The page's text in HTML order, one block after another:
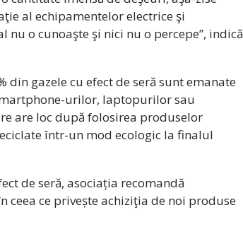
al echipamentelor electrice şi
o cunoaşte şi nici nu o percepe”, indică
din gazele cu efect de seră sunt emanate
urilor, laptopurilor sau
are loc după folosirea produselor
într-un mod ecologic la finalul
de seră, asociația recomandă
ce privește achiziţia de noi produse